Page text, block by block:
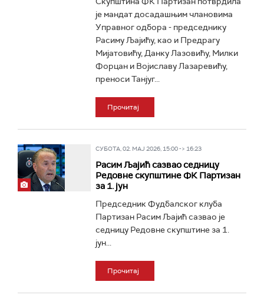
је мандат досадашњим члановима
Управног одбора - председнику
Расиму Љајићу, као и Предрагу
Мијатовићу, Данку Лазовићу, Милки
Форцан и Војиславу Лазаревићу,
преноси Танјуг...
Прочитај
СУБОТА, 02. МАЈ 2026, 15:00 -> 16:23
Расим Љајић сазвао седницу
Редовне скупштине ФК Партизан
за 1. јун
Председник Фудбалског клуба
Партизан Расим Љајић сазвао је
седницу Редовне скупштине за 1.
јун...
Прочитај